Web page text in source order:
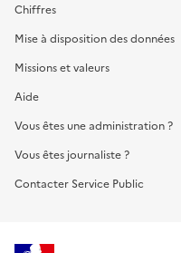
Chiffres
Mise à disposition des données
Missions et valeurs
Aide
Vous êtes une administration ?
Vous êtes journaliste ?
Contacter Service Public